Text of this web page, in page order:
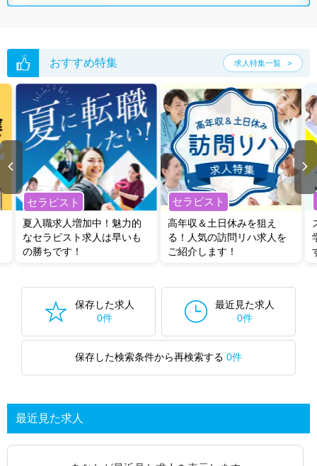
おすすめ特集 求人特集一覧
セラピスト
夏入職求人増加中！魅力的
なセラピスト求人は早いも
の勝ちです！
セラピスト
高年収＆土日休みを狙え
る！人気の訪問リハ求人を
ご紹介します！
保存した求人
0件
最近見た求人
0件
保存した検索条件から再検索する 0件
最近見た求人